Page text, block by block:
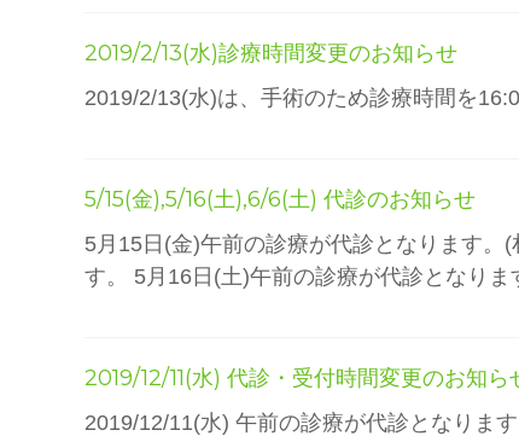
2019/2/13(水)診療時間変更のお知らせ
2019/2/13(水)は、手術のため診療時間を
5/15(金),5/16(土),6/6(土) 代診のお知らせ
5月15日(金)午前の診療が代診となります
す。 5月16日(土)午前の診療が代診となり
2019/12/11(水) 代診・受付時間変更のお知ら
2019/12/11(水) 午前の診療が代診となり